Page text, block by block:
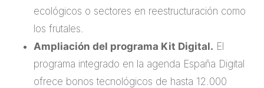
ecológicos o sectores en reestructuración como
los frutales.
Ampliación del programa Kit Digital. El
programa integrado en la agenda España Digital
ofrece bonos tecnológicos de hasta 12.000